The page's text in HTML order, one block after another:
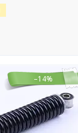
–14%